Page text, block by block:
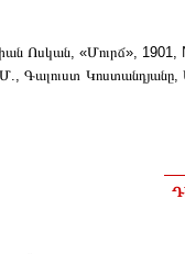
Ոսկան, «Մուրճ», 1901,
Գալուստ